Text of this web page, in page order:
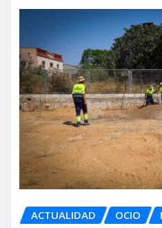
ACTUALIDAD OCIO